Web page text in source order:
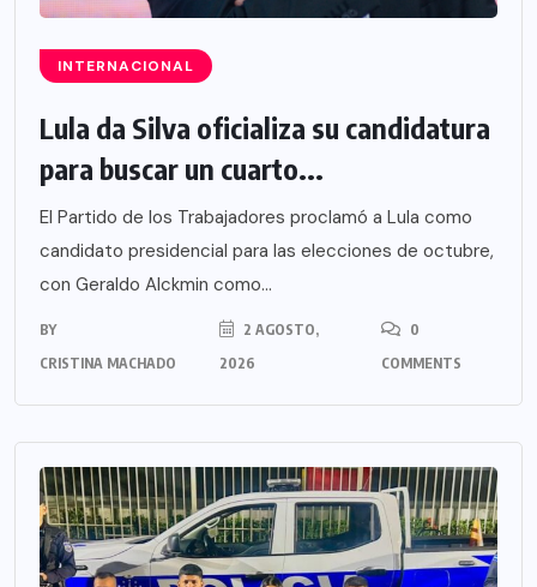
INTERNACIONAL
Lula da Silva oficializa su candidatura
para buscar un cuarto...
El Partido de los Trabajadores proclamó a Lula como
candidato presidencial para las elecciones de octubre,
con Geraldo Alckmin como...
BY
CRISTINA MACHADO
2 AGOSTO,
2026
0
COMMENTS